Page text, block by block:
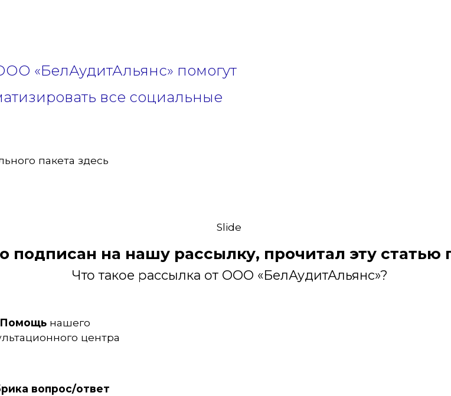
«БелАудитАльянс» помогут
все социальные
пакета здесь
Slide
подписан на нашу рассылку, прочитал эту статью
Что такое рассылка от ООО «БелАудитАльянс»?
Помощьнашего
центра
вопрос/ответ